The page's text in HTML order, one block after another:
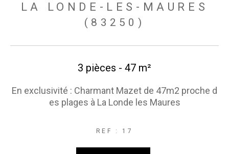
LA LONDE-LES-MAURES
(83250)
3 pièces - 47 m²
En exclusivité : Charmant Mazet de 47m2 proche d
es plages à La Londe les Maures
REF : 17